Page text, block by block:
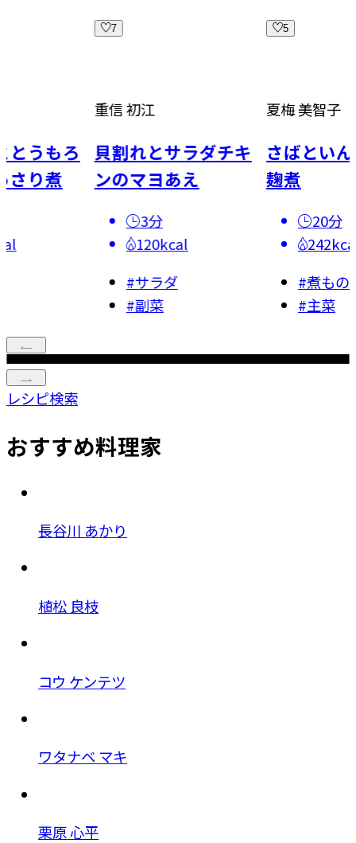
とうもろ
さり煮
7
重信 初江
貝割れとサラダチキ
ンのマヨあえ
3分
120kcal
#サラダ
#副菜
5
夏梅 美智子
さばとい
麹煮
20分
#煮もの
#主菜
レシピ検索
おすすめ料理家
長谷川 あかり
植松 良枝
コウ ケンテツ
ワタナベ マキ
栗原 心平